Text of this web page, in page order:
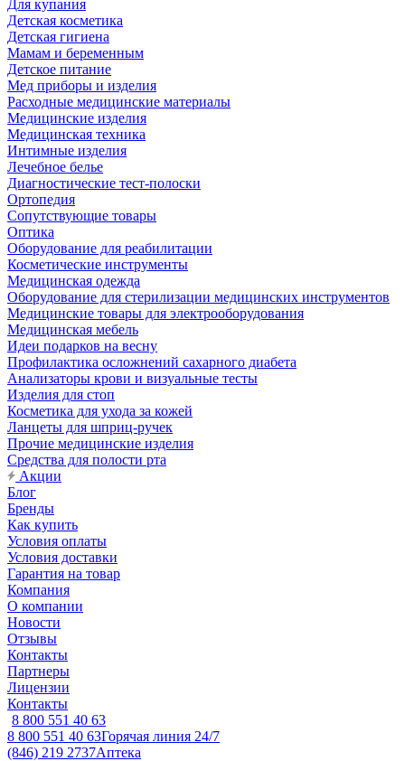
Для купания
Детская косметика
Детская гигиена
Мамам и беременным
Детское питание
Мед приборы и изделия
Расходные медицинские материалы
Медицинские изделия
Медицинская техника
Интимные изделия
Лечебное белье
Диагностические тест-полоски
Ортопедия
Сопутствующие товары
Оптика
Оборудование для реабилитации
Косметические инструменты
Медицинская одежда
Оборудование для стерилизации медицинских инструментов
Медицинские товары для электрооборудования
Медицинская мебель
Идеи подарков на весну
Профилактика осложнений сахарного диабета
Анализаторы крови и визуальные тесты
Изделия для стоп
Косметика для ухода за кожей
Ланцеты для шприц-ручек
Прочие медицинские изделия
Средства для полости рта
Акции
Блог
Бренды
Как купить
Условия оплаты
Условия доставки
Гарантия на товар
Компания
О компании
Новости
Отзывы
Контакты
Партнеры
Лицензии
Контакты
8 800 551 40 63
8 800 551 40 63Горячая линия 24/7
(846) 219 2737Аптека